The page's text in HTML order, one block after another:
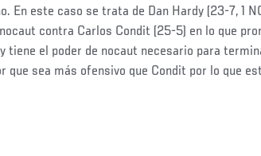
En este caso se trata de Dan Hardy (23-7, 1
contra Carlos Condit (25-5) en lo que
tiene el poder de nocaut necesario para
que sea más ofensivo que Condit por lo que